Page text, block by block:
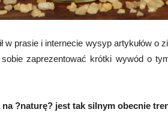
w prasie i internecie wysyp artykułów o
sobie zaprezentować krótki wywód o
?naturę? jest tak silnym obecnie